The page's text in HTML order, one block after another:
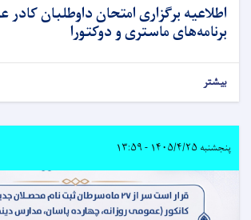
اطلاعیه برگزاری امتحان داوطلبان کادر
برنامه‌های ماستری و دوکتورا
بیشتر
پنجشنبه ۱۴۰۵/۴/۲۵ - ۱۳:۵۹